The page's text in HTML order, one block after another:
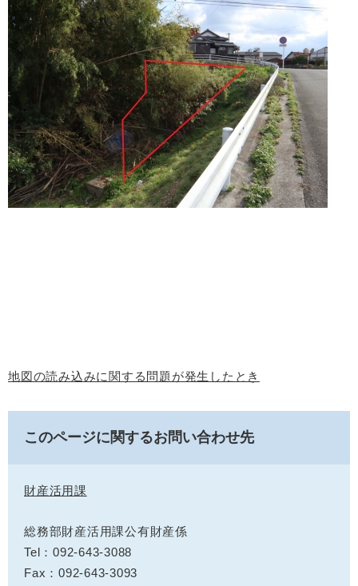
地図の読み込みに関する問題が発生したとき
このページに関するお問い合わせ先
財産活用課
総務部財産活用課公有財産係
Tel：092-643-3088
Fax：092-643-3093